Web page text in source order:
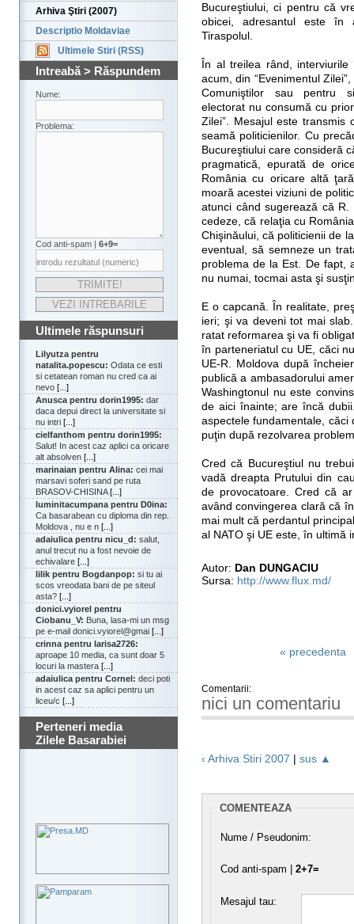
Arhiva Ştiri (2007)
Descriptio Moldaviae
Ultimele Stiri (RSS)
Intreabă > Răspundem
Nume:
Problema:
Cod anti-spam | 6+9=
Ultimele răspunsuri
Lilyutza pentru
natalita.popescu: Odata ce esti
si cetatean roman nu cred ca ai
nevo [...]
Anusca pentru dorin1995: dar
daca depui direct la universitate si
nu intri [...]
cielfanthom pentru dorin1995:
Salut! In acest caz aplici ca oricare
alt absolven [...]
marinaian pentru Alina: cei mai
marsavi soferi sand pe ruta
BRASOV-CHISINA[...]
luminitacumpana pentru D0ina:
Ca basarabean cu diploma din rep.
Moldova , nu e n [...]
adaiulica pentru nicu_d: salut,
anul trecut nu a fost nevoie de
echivalare [...]
lilik pentru Bogdanpop: si tu ai
scos vreodata bani de pe siteul
asta? [...]
donici.vyiorel pentru
Ciobanu_V: Buna, lasa-mi un msg
pe e-mail donici.vyiorel@gmai [...]
crinna pentru larisa2726:
aproape 10 media, ca sunt doar 5
locuri la mastera [...]
adaiulica pentru Cornel: deci poti
in acest caz sa aplici pentru un
liceu/c [...]
Perteneri media
Zilele Basarabiei
Bucureştiului, ci pentru că
obicei, adresantul este în
Tiraspolul.
În al treilea rând,
acum, din “Evenimentul
Comuniştilor sau pentru
electorat nu consumă cu
Zilei”. Mesajul este transmis
seamă politicienilor. Cu
Bucureştiului care consideră
pragmatică, epurată de
România cu oricare altă
moară acestei viziuni de
atunci când sugerează că
cedeze, că relaţia cu
Chişinăului, că politicienii de
eventual, să semneze un
problema de la Est. De fapt,
nu numai, tocmai asta şi
E o capcană. În realitate,
ieri; şi va deveni tot mai
ratat reformarea şi va fi
în parteneriatul cu UE, căci
UE-R. Moldova după
publică a ambasadorului
Washingtonul nu este
de aici înainte; are încă
aspectele fundamentale, căci
puţin după rezolvarea
Cred că Bucureştiul nu
vadă dreapta Prutului din
de provocatoare. Cred că
având convingerea clară că
mai mult că perdantul
al NATO şi UE este, în ultimă
Autor: Dan DUNGACIU
Sursa: http://www.flux.md/
« precedenta
Comentarii:
nici un comentariu
‹ Arhiva Stiri 2007 | sus ▲
COMENTEAZA
Nume / Pseudonim:
Cod anti-spam | 2+7=
Mesajul tau: